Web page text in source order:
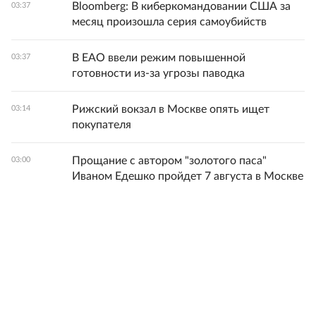
03:37
Bloomberg: В киберкомандовании США за
месяц произошла серия самоубийств
03:37
В ЕАО ввели режим повышенной
готовности из-за угрозы паводка
03:14
Рижский вокзал в Москве опять ищет
покупателя
03:00
Прощание с автором "золотого паса"
Иваном Едешко пройдет 7 августа в Москве